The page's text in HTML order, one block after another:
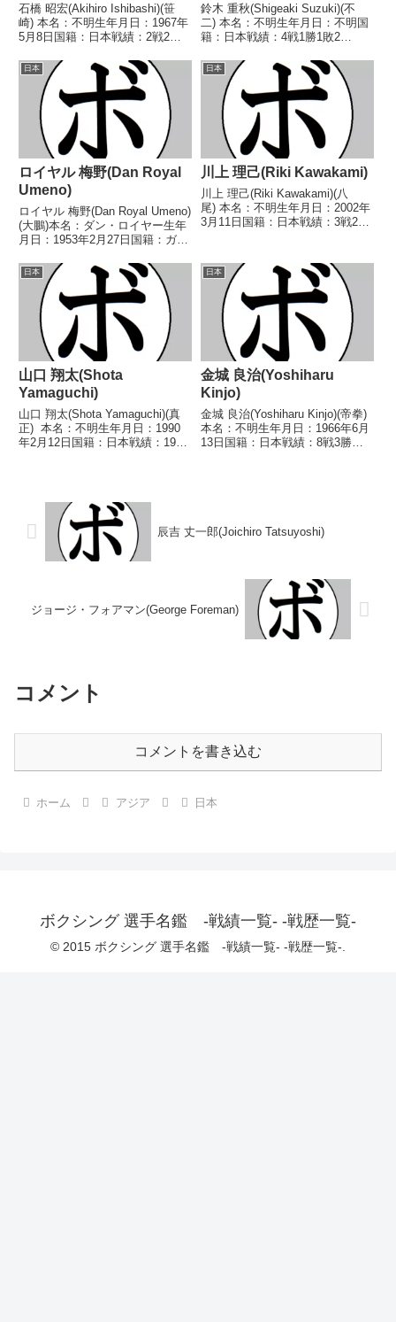
石橋 昭宏(Akihiro Ishibashi)(笹
崎) 本名：不明生年月日：1967年
5月8日国籍：日本戦績：2戦2
歴】1989/10/14 ●4R判定 (採点
不明) 薬王寺 哲郎(宍
戸)1990/03/30...
鈴木 重秋(Shigeaki Suzuki)(不
二) 本名：不明生年月日：不明国
籍：日本戦績：4戦1勝1敗2
歴】1946/08/29 △4R判定 (採点
不明) 吉田 長稔(拳道
会)1946/09/18 ○4R判...
日本
ロイヤル 梅野(Dan Royal
Umeno)
ロイヤル 梅野(Dan Royal Umeno)
(大鵬)本名：ダン・ロイヤー生年
月日：1953年2月27日国籍：ガー
ル】なし【戦歴】1979/03/10
●2RKO キム・チョンチョル
(韓)1979/07/0...
日本
川上 理己(Riki Kawakami)
川上 理己(Riki Kawakami)(八
尾) 本名：不明生年月日：2002年
3月11日国籍：日本戦績：3戦2勝
○3RTKO 鈴木 貴博(フリ
ー)2022/07/31 ○...
日本
山口 翔太(Shota
Yamaguchi)
山口 翔太(Shota Yamaguchi)(真
正) 本名：不明生年月日：1990
年2月12日国籍：日本戦績：19戦
2010/10/21 ○1R...
日本
金城 良治(Yoshiharu
Kinjo)
金城 良治(Yoshiharu Kinjo)(帝拳)
本名：不明生年月日：1966年6月
13日国籍：日本戦績：8戦3勝
辰吉 丈一郎(Joichiro Tatsuyoshi)
ジョージ・フォアマン(George Foreman)
コメント
コメントを書き込む
ホーム アジア 日本
ボクシング 選手名鑑 -戦績一覧- -戦歴一覧-
© 2015 ボクシング 選手名鑑 -戦績一覧- -戦歴一覧-.